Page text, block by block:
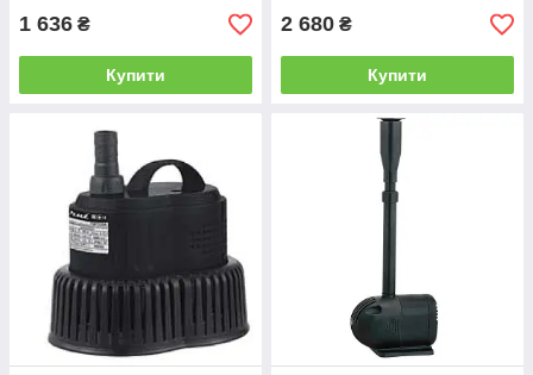
1 636 ₴
Купити
2 680 ₴
Купити